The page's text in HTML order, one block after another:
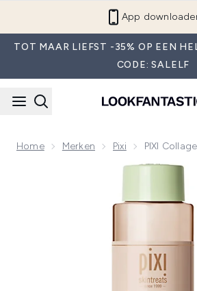
App
TOT MAAR LIEFST -35% OP EEN
CODE: SALELF
Home Merken Pixi PIXI
Now showing image 1 PIXI Collagen